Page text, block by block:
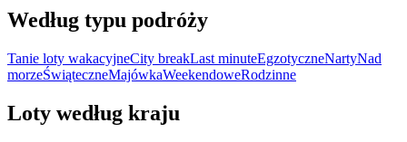
Według typu podróży
Tanie loty wakacyjneCity breakLast minuteEgzotyczneNartyNad
morzeŚwiąteczneMajówkaWeekendoweRodzinne
Loty według kraju